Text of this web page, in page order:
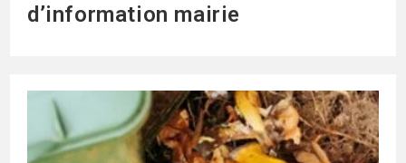
d’information mairie